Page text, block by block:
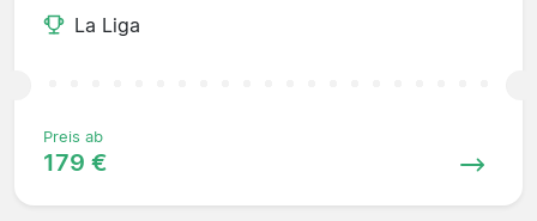
La Liga
Preis ab
179 €